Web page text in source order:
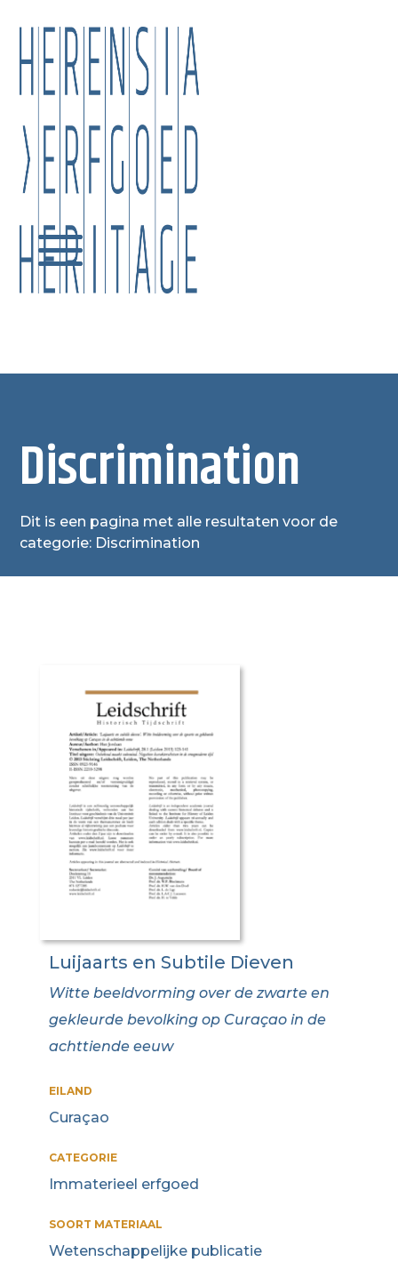
Discrimination
Dit is een pagina met alle resultaten voor de
categorie: Discrimination
Luijaarts en Subtile Dieven
Witte beeldvorming over de zwarte en
gekleurde bevolking op Curaçao in de
achttiende eeuw
EILAND
Curaçao
CATEGORIE
Immaterieel erfgoed
SOORT MATERIAAL
Wetenschappelijke publicatie